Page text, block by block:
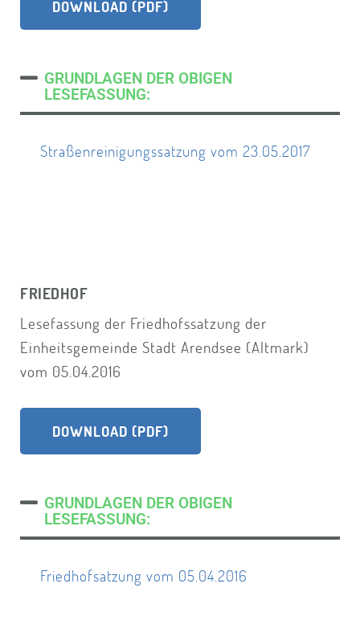
DOWNLOAD (PDF)
GRUNDLAGEN DER OBIGEN
LESEFASSUNG:
Straßenreinigungssatzung vom 23.05.2017
FRIEDHOF
Lesefassung der Friedhofssatzung der
Einheitsgemeinde Stadt Arendsee (Altmark)
vom 05.04.2016
DOWNLOAD (PDF)
GRUNDLAGEN DER OBIGEN
LESEFASSUNG:
Friedhofsatzung vom 05.04.2016